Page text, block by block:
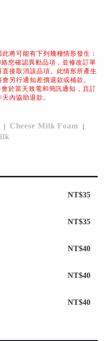
將可能有下列幾種情形發生：
您確認異動品項，並修改訂單
接取消該品項。此情形所產生
另行通知差價退款或補款。
於當天致電和簡訊通知，且訂
內協助退款。
Cheese Milk Foam
NT$35
NT$35
NT$40
NT$40
NT$40